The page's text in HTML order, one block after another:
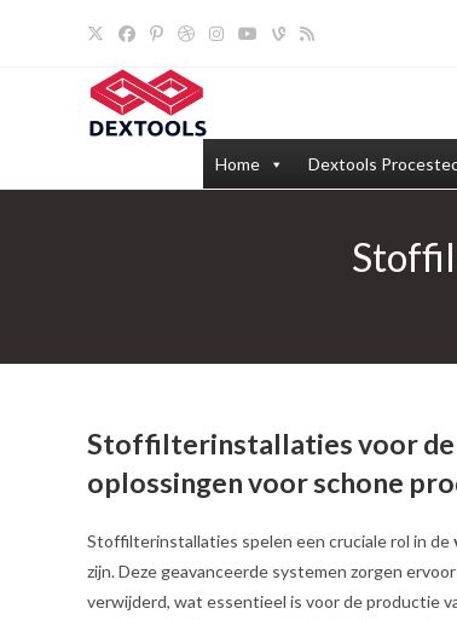
Home Dextools
Stoffilterinstallaties voor de
oplossingen voor schone
Stoffilterinstallaties spelen een cruciale rol in de
zijn. Deze geavanceerde systemen zorgen
verwijderd, wat essentieel is voor de productie